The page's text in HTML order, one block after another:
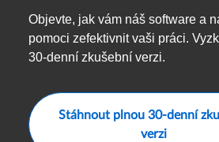
Objevte, jak vám náš software a
pomoci zefektivnit vaši práci.
30-denní zkušební verzi.
Stáhnout plnou 30-denní
verzi